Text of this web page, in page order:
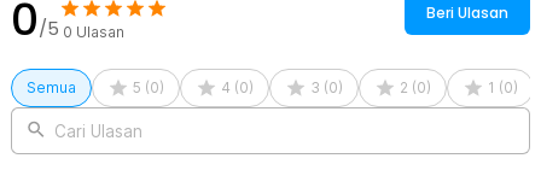
0/5 0 Ulasan
Beri Ulasan
Semua 5 (0) 4 (0) 3 (0) 2 (0) 1 (0)
Cari Ulasan